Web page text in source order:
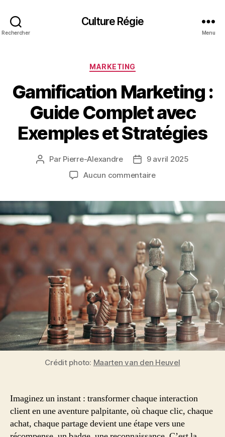
Rechercher
Culture Régie
Menu
Catégories
MARKETING
Gamification Marketing :
Guide Complet avec
Exemples et Stratégies
Auteur
Par Pierre-Alexandre
Date9 avril 2025
Aucun commentairesur
Guide
avec
Exemples
et
Stratégies
Crédit photo: Maarten van den Heuvel
Imaginez un instant : transformer chaque interaction
client en une aventure palpitante, où chaque clic, chaque
achat, chaque partage devient une étape vers une